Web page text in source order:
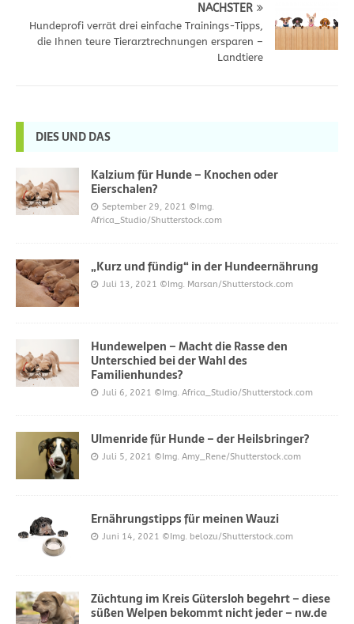
NÄCHSTER
Hundeprofi verrät drei einfache Trainings-Tipps,
die Ihnen teure Tierarztrechnungen ersparen –
Landtiere
DIES UND DAS
Kalzium für Hunde – Knochen oder
Eierschalen?
September 29, 2021 ©Img.
Africa_Studio/Shutterstock.com
„Kurz und fündig“ in der Hundeernährung
Juli 13, 2021 ©Img. Marsan/Shutterstock.com
Hundewelpen – Macht die Rasse den
Unterschied bei der Wahl des
Familienhundes?
Juli 6, 2021 ©Img. Africa_Studio/Shutterstock.com
Ulmenride für Hunde – der Heilsbringer?
Juli 5, 2021 ©Img. Amy_Rene/Shutterstock.com
Ernährungstipps für meinen Wauzi
Juni 14, 2021 ©Img. belozu/Shutterstock.com
Züchtung im Kreis Gütersloh begehrt – diese
süßen Welpen bekommt nicht jeder – nw.de